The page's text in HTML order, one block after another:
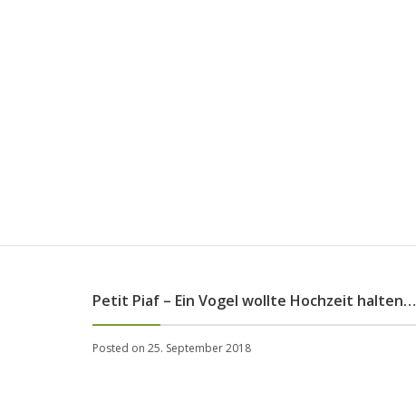
Petit Piaf – Ein Vogel wollte Hochzeit halten…
Posted on 25. September 2018